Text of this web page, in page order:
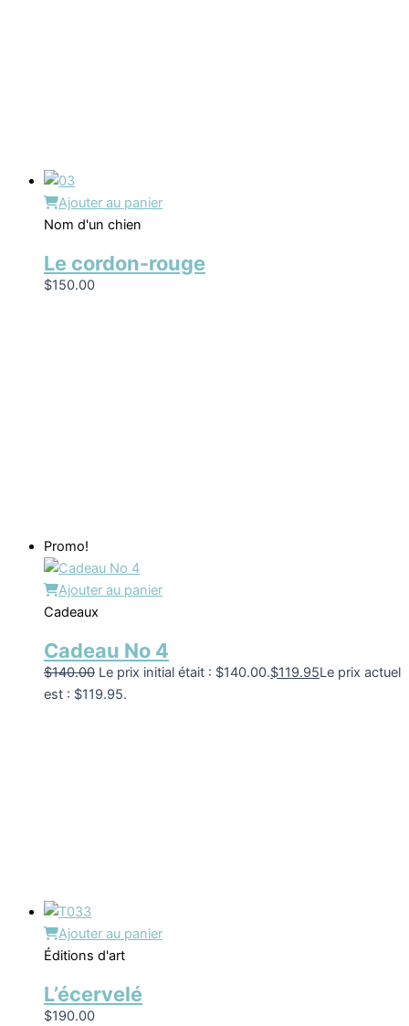
Ajouter au panier
Nom d'un chien
Le cordon-rouge
$150.00
Promo!
Ajouter au panier
Cadeaux
Cadeau No 4
$140.00 Le prix initial était : $140.00.$119.95Le prix actuel
est : $119.95.
Ajouter au panier
Éditions d'art
L’écervelé
$190.00